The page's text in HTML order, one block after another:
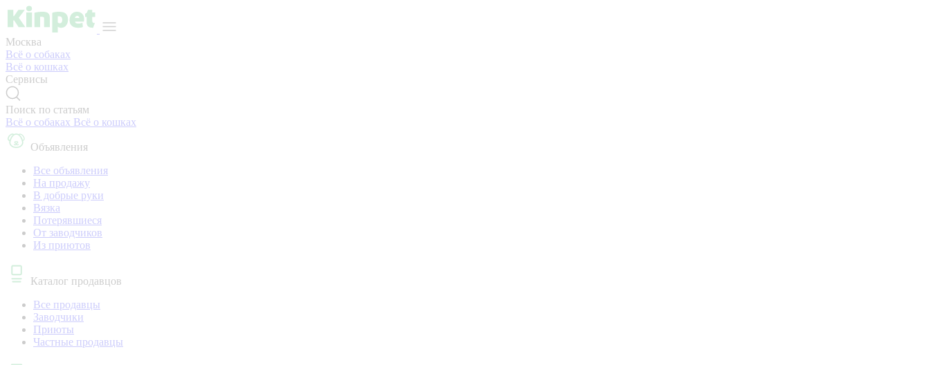
Москва
Всё о собаках
Всё о кошках
Сервисы
Поиск по статьям
Всё о собаках Всё о кошках
Объявления
Все объявления
На продажу
В добрые руки
Вязка
Потерявшиеся
От заводчиков
Из приютов
Каталог продавцов
Все продавцы
Заводчики
Приюты
Частные продавцы